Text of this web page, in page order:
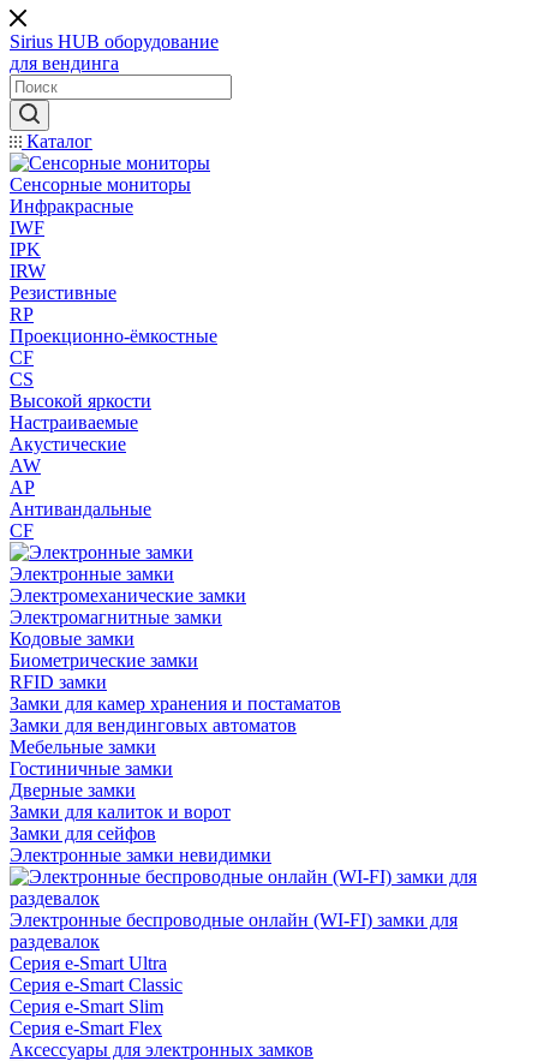
Sirius HUB оборудование
для вендинга
Каталог
Сенсорные мониторы
Инфракрасные
IWF
IPK
IRW
Резистивные
RP
Проекционно-ёмкостные
CF
CS
Высокой яркости
Настраиваемые
Акустические
AW
AP
Антивандальные
CF
Электронные замки
Электромеханические замки
Электромагнитные замки
Кодовые замки
Биометрические замки
RFID замки
Замки для камер хранения и постаматов
Замки для вендинговых автоматов
Мебельные замки
Гостиничные замки
Дверные замки
Замки для калиток и ворот
Замки для сейфов
Электронные замки невидимки
Электронные беспроводные онлайн (WI-FI) замки для
раздевалок
Серия e-Smart Ultra
Серия e-Smart Classic
Серия e-Smart Slim
Серия e-Smart Flex
Аксессуары для электронных замков